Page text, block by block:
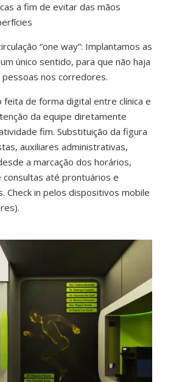
a fim de evitar das mãos
“one way”: Implantamos as
único sentido, para que não haja
nos corredores.
feita de forma digital entre clínica e
da equipe diretamente
fim. Substituição da figura
auxiliares administrativas,
a marcação dos horários,
consultas até prontuários e
Check in pelos dispositivos mobile